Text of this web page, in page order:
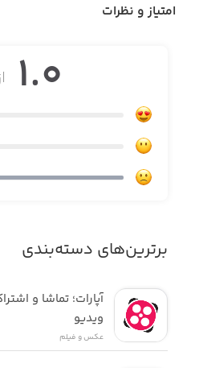
امتیاز و نظرات
1.0
برترین‌های دسته‌بندی
ویدیو
عکس و فیلم